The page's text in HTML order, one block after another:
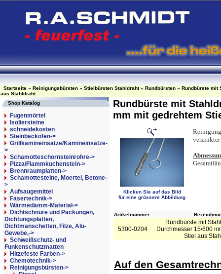
Startseite » Reinigungsbürsten » Stielbürsten Stahldraht» Rundbürsten » Rundbürste mit
aus Stahldraht
Shop Katalog
Fugenmörtel
Isoliersteine
schneidekosten
Steinbackofen->
Grillkamineinsätze/Kamineinsätze-
>
Schamotteschornsteinrohre->
Pizza/Flammkuchenstein->
Brennraumplatten->
Schamottesteine, Moertel, Betone-
>
Aufsaugemittel
Fasertechnik->
Wärmedämm-Material->
Dichtschnüre und Packungen,
Dichtungsplatten,
Dichtmanschetten, Filze, Alu-
Gewebe,->
Schweißschutz- und
Funkenschutzmatten
Hitzefeste Farben->
Chemotechnik->
Reinigungsbürsten->
Rundbürste mit
mm mit gedrehtem
Klicken Sie auf das Bild
für eine grössere Abbildung
Artikelnummer:
5300-0204
Rundbürste mit
Durchmesser 15/600
Stiel aus
Auf den